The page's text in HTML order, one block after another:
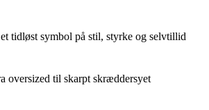
tidløst symbol på stil, styrke og selvtillid
oversized til skarpt skræddersyet